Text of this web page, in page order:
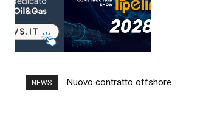
NEWS
Nuovo contratto offshore